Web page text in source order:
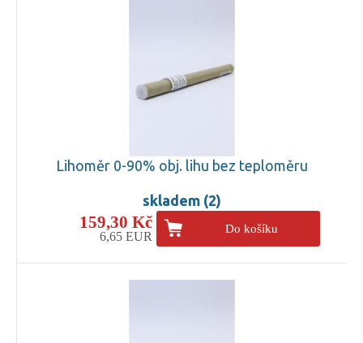
Lihoměr 0-90% obj. lihu bez teploměru
skladem (2)
159,30 Kč
6,65 EUR
Do košíku